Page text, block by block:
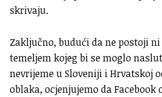
skrivaju.
Zaključno, budući da ne postoji
temeljem kojeg bi se moglo
nevrijeme u Sloveniji i Hrvatskoj
oblaka, ocjenjujemo da Facebook